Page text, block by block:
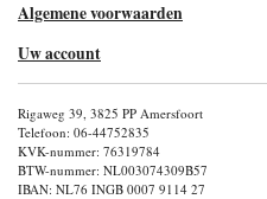
Algemene voorwaarden
Uw account
Rigaweg 39, 3825 PP Amersfoort
Telefoon: 06-44752835
KVK-nummer: 76319784
BTW-nummer: NL003074309B57
IBAN: NL76 INGB 0007 9114 27